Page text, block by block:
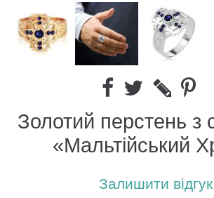
Золотий перстень з
«Мальтійський
Залишити відгук